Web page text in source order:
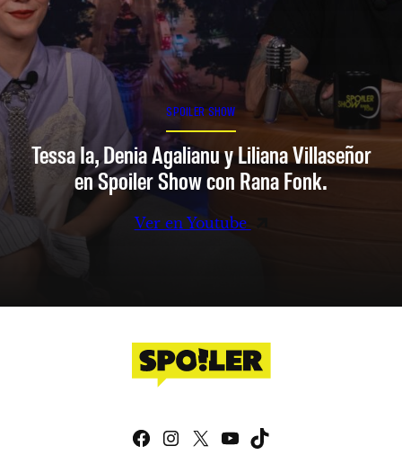
SPOILER SHOW
Tessa Ia, Denia Agalianu y Liliana Villaseñor
en Spoiler Show con Rana Fonk.
Ver en Youtube
Facebook
Instagram
X YouTube